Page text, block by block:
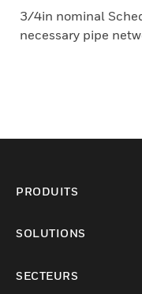
3/4in nominal
necessary pipe
PRODUITS
SOLUTIONS
SECTEURS